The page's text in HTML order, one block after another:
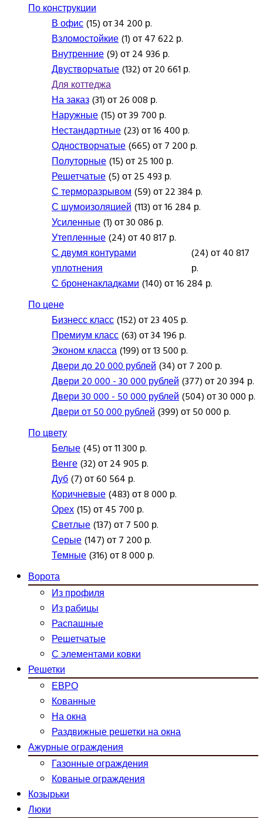
По конструкции
В офис(15) от 34 200 р.
Взломостойкие(1) от 47 622 р.
Внутренние(9) от 24 936 р.
Двустворчатые(132) от 20 661 р.
Для коттеджа
На заказ(31) от 26 008 р.
Наружные(15) от 39 700 р.
Нестандартные(23) от 16 400 р.
Одностворчатые(665) от 7 200 р.
Полуторные(15) от 25 100 р.
Решетчатые(5) от 25 493 р.
С терморазрывом(59) от 22 384 р.
С шумоизоляцией(113) от 16 284 р.
Усиленные(1) от 30 086 р.
Утепленные(24) от 40 817 р.
С двумя контурами
уплотнения
(24) от 40 817
р.
С броненакладками(140) от 16 284 р.
По цене
Бизнесс класс(152) от 23 405 р.
Премиум класс(63) от 34 196 р.
Эконом класса(199) от 13 500 р.
Двери до 20 000 рублей(34) от 7 200 р.
Двери 20 000 - 30 000 рублей(377) от 20 394 р.
Двери 30 000 - 50 000 рублей(504) от 30 000 р.
Двери от 50 000 рублей(399) от 50 000 р.
По цвету
Белые(45) от 11 300 р.
Венге(32) от 24 905 р.
Дуб(7) от 60 564 р.
Коричневые(483) от 8 000 р.
Орех(15) от 45 700 р.
Светлые(137) от 7 500 р.
Серые(147) от 7 200 р.
Темные(316) от 8 000 р.
Ворота
Из профиля
Из рабицы
Распашные
Решетчатые
С элементами ковки
Решетки
ЕВРО
Кованные
На окна
Раздвижные решетки на окна
Ажурные ограждения
Газонные ограждения
Кованые ограждения
Козырьки
Люки